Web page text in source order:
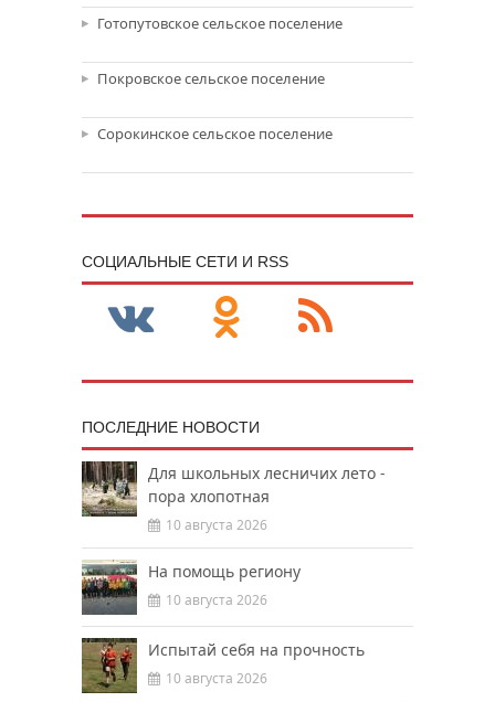
Готопутовское сельское поселение
Покровское сельское поселение
Сорокинское сельское поселение
CОЦИАЛЬНЫЕ СЕТИ И RSS
ПОСЛЕДНИЕ НОВОСТИ
Для школьных лесничих лето -
пора хлопотная
10 августа 2026
На помощь региону
10 августа 2026
Испытай себя на прочность
10 августа 2026